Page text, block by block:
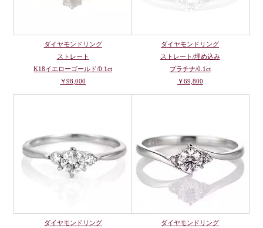
ダイヤモンドリング
ストレート
K18イエローゴールド/0.1ct
￥98,000
ダイヤモンドリング
ストレート/埋め込み
プラチナ/0.1ct
￥69,800
ダイヤモンドリング
ダイヤモンドリング